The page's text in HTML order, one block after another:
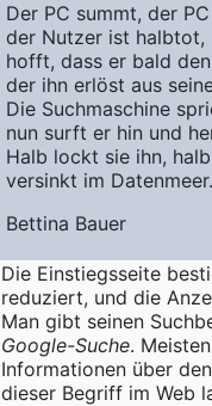
Der PC summt, der
der Nutzer ist halbtot,
hofft, dass er bald
der ihn erlöst aus
Die Suchmaschine
nun surft er hin und
Halb lockt sie ihn,
versinkt im Datenmeer.
Bettina Bauer
Die Einstiegsseite
reduziert, und die
Man gibt seinen
Google-Suche.
Informationen über
dieser Begriff im Web